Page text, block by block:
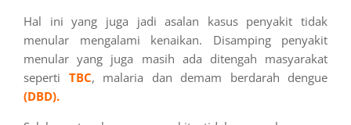
Hal ini yang juga jadi asalan kasus penyakit tidak
menular mengalami kenaikan. Disamping penyakit
menular yang juga masih ada ditengah masyarakat
seperti TBC, malaria dan demam berdarah dengue
(DBD).